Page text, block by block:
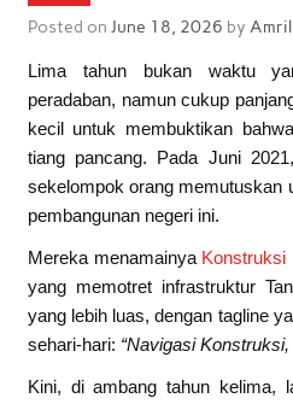
Posted on June 18, 2026 by
Lima tahun bukan waktu
peradaban, namun cukup
kecil untuk membuktikan
tiang pancang. Pada Juni
sekelompok orang memutuskan
pembangunan negeri ini.
Mereka menamainya Konstruksi
yang memotret infrastruktur
yang lebih luas, dengan tagline
sehari-hari: “Navigasi
Kini, di ambang tahun kelima,